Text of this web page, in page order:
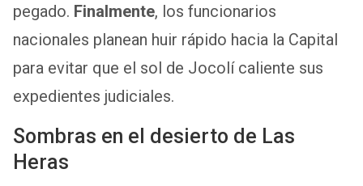
pegado. Finalmente, los funcionarios
nacionales planean huir rápido hacia la Capital
para evitar que el sol de Jocolí caliente sus
expedientes judiciales.
Sombras en el desierto de Las
Heras